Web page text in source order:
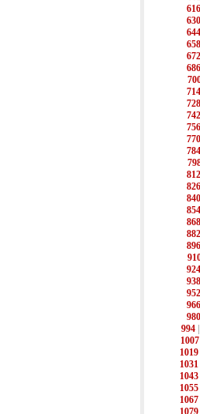
616
630
644
658
672
686
714
728
742
756
770
784
812
826
840
854
868
882
896
924
938
952
966
980
994
1007
1019
1031
1043
1055
1067
1079